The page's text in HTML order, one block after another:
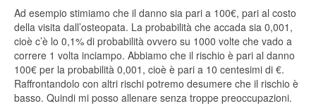
Ad esempio stimiamo che il danno sia pari a 100€, pari al costo
della visita dall’osteopata. La probabilità che accada sia 0,001,
cioè c’è lo 0,1% di probabilità ovvero su 1000 volte che vado a
correre 1 volta inciampo. Abbiamo che il rischio è pari al danno
100€ per la probabilità 0,001, cioè è pari a 10 centesimi di €.
Raffrontandolo con altri rischi potremo desumere che il rischio è
basso. Quindi mi posso allenare senza troppe preoccupazioni.